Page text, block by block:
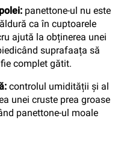
panettone-ul nu este
ca în cuptoarele
ajută la obținerea unei
suprafaața să
complet gătit.
controlul umidității și al
unei cruste prea groase
panettone-ul moale